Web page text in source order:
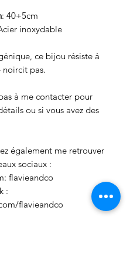
: 40+5cm
inoxydable
ce bijou résiste à
noircit pas.
à me contacter pour
ou si vous avez des
également me retrouver
sociaux :
flavieandco
:
flavieandco